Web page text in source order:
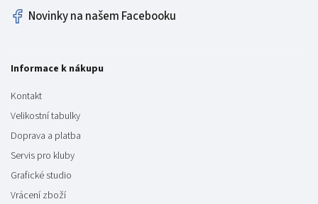
Novinky na našem Facebooku
Informace k nákupu
Kontakt
Velikostní tabulky
Doprava a platba
Servis pro kluby
Grafické studio
Vrácení zboží